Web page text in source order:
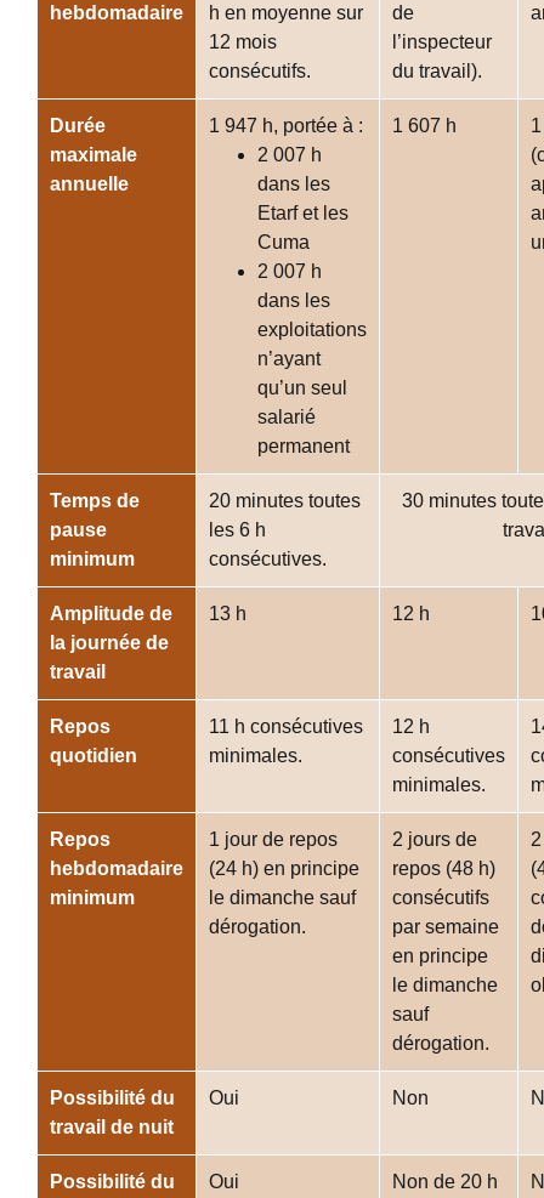
hebdomadaire
h en moyenne sur
12 mois
consécutifs.
de
l’inspecteur
du travail).
Durée
maximale
annuelle
1 947 h, portée à :
2 007 h
dans les
Etarf et les
Cuma
2 007 h
dans les
exploitations
n’ayant
qu’un seul
salarié
permanent
1 607 h
Temps de
pause
minimum
20 minutes toutes
les 6 h
consécutives.
30 minutes
Amplitude de
la journée de
travail
13 h 12 h
Repos
quotidien
11 h consécutives
minimales.
12 h
consécutives
minimales.
Repos
hebdomadaire
minimum
1 jour de repos
(24 h) en principe
le dimanche sauf
dérogation.
2 jours de
repos (48 h)
consécutifs
par semaine
en principe
le dimanche
sauf
dérogation.
Possibilité du
travail de nuit
Oui Non
Possibilité du Oui Non de 20 h